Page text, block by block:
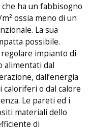
che ha un fabbisogno
ossia meno di un
La sua
possibile.
impianto di
alimentati dal
dall’energia
caloriferi o dal calore
Le pareti ed i
materiali dello
di